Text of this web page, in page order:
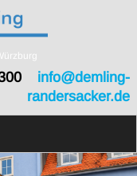
300 info@demling-
randersacker.de